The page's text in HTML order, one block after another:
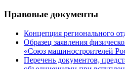
Правовые документы
Концепция регионального
Образец заявления
«Союз машиностроителей
Перечень документов,